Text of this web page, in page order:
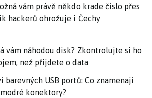
vám právě někdo krade číslo přes
hackerů ohrožuje i Čechy
vám náhodou disk? Zkontrolujte si ho
než přijdete o data
USB portů: Co znamenají
konektory?